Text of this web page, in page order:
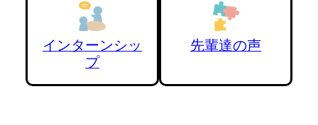
インターンシッ
プ
先輩達の声